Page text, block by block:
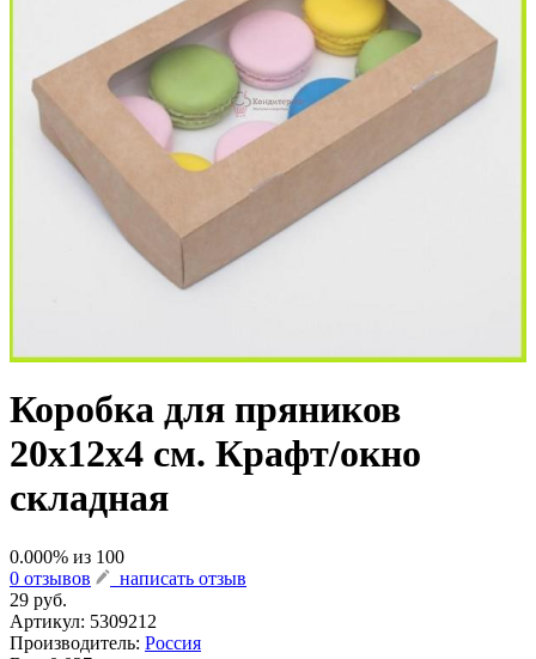
Коробка для пряников
20х12х4 см. Крафт/окно
складная
0.000% из 100
0 отзывов
написать отзыв
29 руб.
Артикул: 5309212
Производитель: Россия